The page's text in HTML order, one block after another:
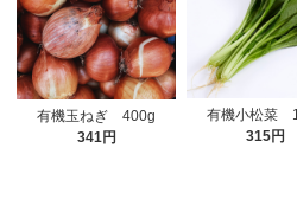
有機玉ねぎ 400g
341円
有機小松菜
315円